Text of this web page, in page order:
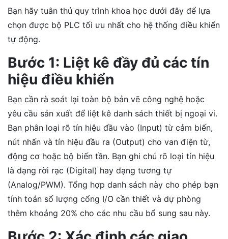
Bạn hãy tuân thủ quy trình khoa học dưới đây để lựa
chọn được bộ PLC tối ưu nhất cho hệ thống điều khiển
tự động.
Bước 1: Liệt kê đầy đủ các tín
hiệu điều khiển
Bạn cần rà soát lại toàn bộ bản vẽ công nghệ hoặc
yêu cầu sản xuất để liệt kê danh sách thiết bị ngoại vi.
Bạn phân loại rõ tín hiệu đầu vào (Input) từ cảm biến,
nút nhấn và tín hiệu đầu ra (Output) cho van điện từ,
động cơ hoặc bộ biến tần. Bạn ghi chú rõ loại tín hiệu
là dạng rời rạc (Digital) hay dạng tương tự
(Analog/PWM). Tổng hợp danh sách này cho phép bạn
tính toán số lượng cổng I/O cần thiết và dự phòng
thêm khoảng 20% cho các nhu cầu bổ sung sau này.